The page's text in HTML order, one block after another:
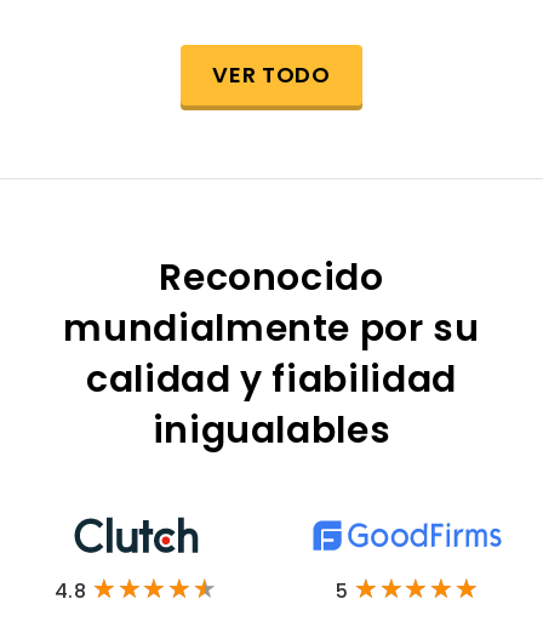
VER TODO
Reconocido
mundialmente por su
calidad y fiabilidad
inigualables
4.8 5